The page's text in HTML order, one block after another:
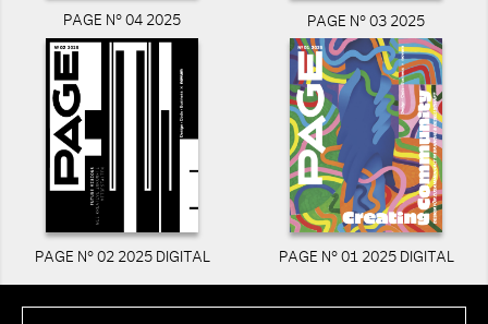
PAGE N° 04 2025 PAGE N° 03 2025
PAGE N° 02 2025 DIGITAL PAGE N° 01 2025 DIGITAL